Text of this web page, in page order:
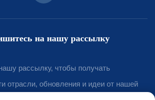
на нашу рассылку
рассылку, чтобы получать
отрасли, обновления и идеи от нашей